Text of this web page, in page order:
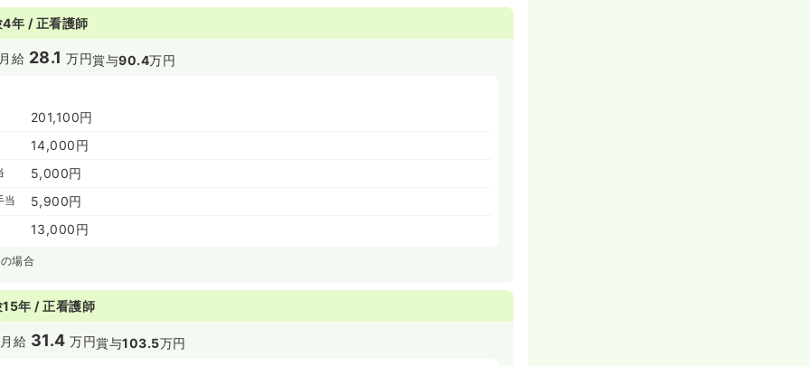
4年 / 正看護師
給 28.1 万円賞与90.4万円
201,100円
14,000円
5,000円
当
5,900円
13,000円
場合
15年 / 正看護師
月給 31.4 万円賞与103.5万円